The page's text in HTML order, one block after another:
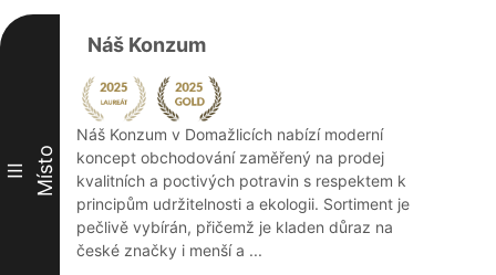
III Místo
Náš Konzum
Náš Konzum v Domažlicích nabízí moderní
koncept obchodování zaměřený na prodej
kvalitních a poctivých potravin s respektem k
principům udržitelnosti a ekologii. Sortiment je
pečlivě vybírán, přičemž je kladen důraz na
české značky i menší a ...